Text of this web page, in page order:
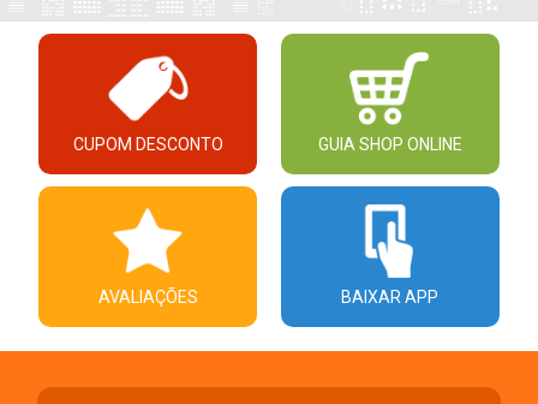
CUPOM DESCONTO GUIA SHOP ONLINE
AVALIAÇÕES BAIXAR APP